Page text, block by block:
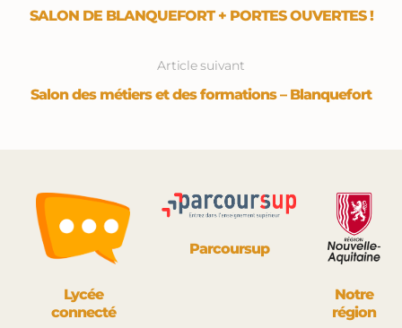
SALON DE BLANQUEFORT + PORTES OUVERTES !
Article suivant
Salon des métiers et des formations – Blanquefort
Lycée
connecté
Parcoursup
Notre
région